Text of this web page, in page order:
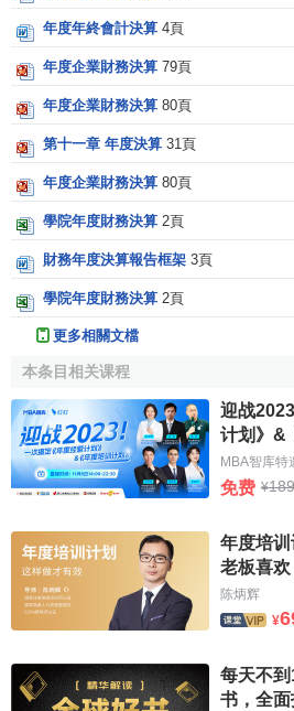
2.年度決算日的工作
每年12月31日是金融機構實行年
工作包括：組織年末財務入當年賬、
務會計報告等。
年度決算前的準備工作
一般在每年的第四季度開始後其
作。
總行及時下發辦理當年決算工作
決賽中應註意的事項和相應的處理
各管轄分行則根據總行的要求，
出年度決算的具體要求和補充辦法
正確、及時辦理年度決算。
各基層行處除了按照總行和分行
般應做好資金清理、盤點財產、核
憑證等各項準備工作。
一、清理資金
(一)清理存款資金
年度年終會計決算 4頁
年度企業財務決算 79頁
年度企業財務決算 80頁
第十一章 年度決算 31頁
年度企業財務決算 80頁
學院年度財務決算 2頁
財務年度決算報告框架 3頁
學院年度財務決算 2頁
更多相關文檔
本条目相关课程
迎战
计划》&
MBA智库特
免费 ¥189
年度培
老板喜
陈炳辉
¥
每天不
书，全